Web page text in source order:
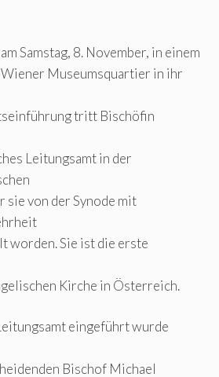
Samstag, 8. November, in einem
Museumsquartier in ihr
tritt Bischöfin
Leitungsamt in der
sie von der Synode mit
worden. Sie ist die erste
Kirche in Österreich.
eingeführt wurde
Bischof Michael